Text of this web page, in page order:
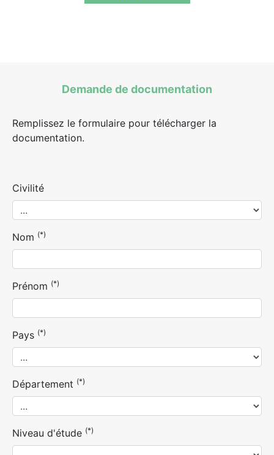
Demande de documentation
Remplissez le formulaire pour télécharger la
documentation.
Civilité
Nom (*)
Prénom (*)
Pays (*)
Département (*)
Niveau d'étude (*)